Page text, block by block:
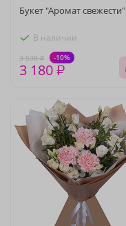
Букет "Аромат свежести"
В наличии
3 530 ₽ -10%
3 180 ₽